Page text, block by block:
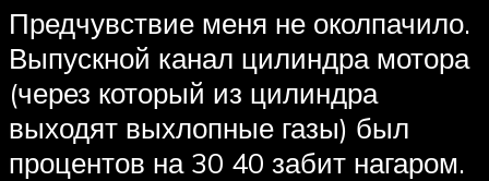
Предчувствие меня не околпачило.
Выпускной канал цилиндра мотора
(через который из цилиндра
выходят выхлопные газы) был
процентов на 30 40 забит нагаром.